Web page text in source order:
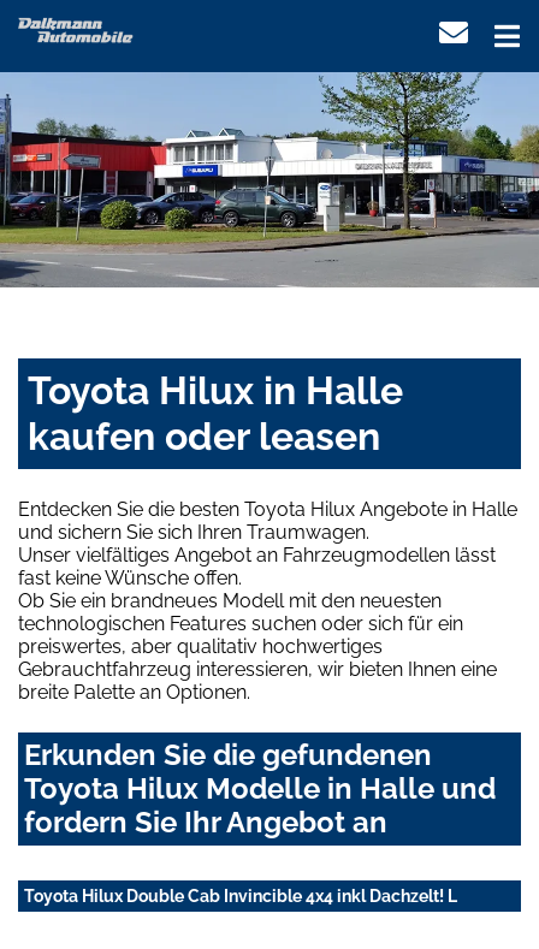
Toyota Hilux in Halle
kaufen oder leasen
Entdecken Sie die besten Toyota Hilux Angebote in Halle
und sichern Sie sich Ihren Traumwagen.
Unser vielfältiges Angebot an Fahrzeugmodellen lässt
fast keine Wünsche offen.
Ob Sie ein brandneues Modell mit den neuesten
technologischen Features suchen oder sich für ein
preiswertes, aber qualitativ hochwertiges
Gebrauchtfahrzeug interessieren, wir bieten Ihnen eine
breite Palette an Optionen.
Erkunden Sie die gefundenen
Toyota Hilux Modelle in Halle und
fordern Sie Ihr Angebot an
Toyota Hilux Double Cab Invincible 4x4 inkl Dachzelt! L